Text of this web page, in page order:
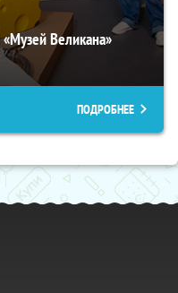
Великана»
ПОДРОБНЕЕ